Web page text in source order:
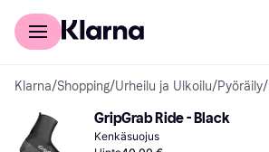
Kuluttajille
Klarna/Shopping/Urheilu ja Ulkoilu/Pyöräily/
GripGrab Ride - Black
Kenkäsuojus